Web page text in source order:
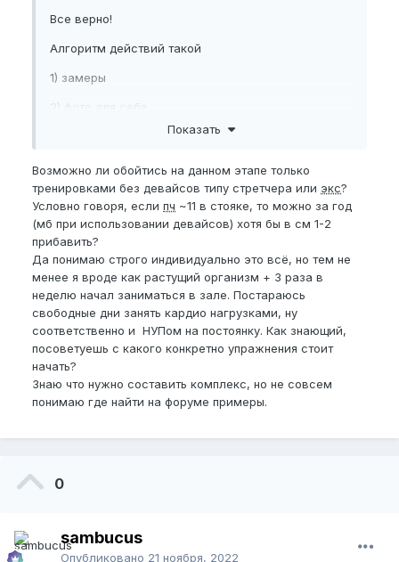
Все верно!
Алгоритм действий такой
1) замеры
2) фото для себя
3) создание персоналки
4) изучение форума и упорные постоянные
тренировки
Показать
Возможно ли обойтись на данном этапе только
тренировками без девайсов типу стретчера или экс?
Условно говоря, если пч ~11 в стояке, то можно за год
(мб при использовании девайсов) хотя бы в см 1-2
прибавить?
Да понимаю строго индивидуально это всё, но тем не
менее я вроде как растущий организм + 3 раза в
неделю начал заниматься в зале. Постараюсь
свободные дни занять кардио нагрузками, ну
соответственно и НУПом на постоянку. Как знающий,
посоветуешь с какого конкретно упражнения стоит
начать?
Знаю что нужно составить комплекс, но не совсем
понимаю где найти на форуме примеры.
0
sambucus
Опубликовано 21 ноября, 2022